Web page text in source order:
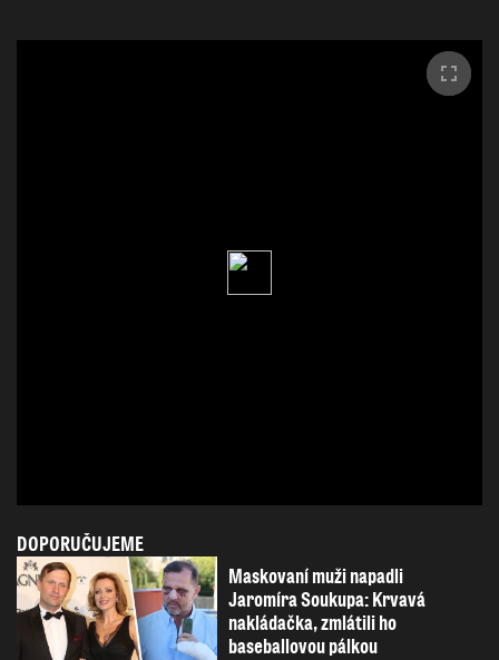
DOPORUČUJEME
Maskovaní muži napadli
Jaromíra Soukupa: Krvavá
nakládačka, zmlátili ho
baseballovou pálkou